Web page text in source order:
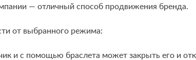
— отличный способ продвижения бренда.
от выбранного режима:
и с помощью браслета может закрыть его и